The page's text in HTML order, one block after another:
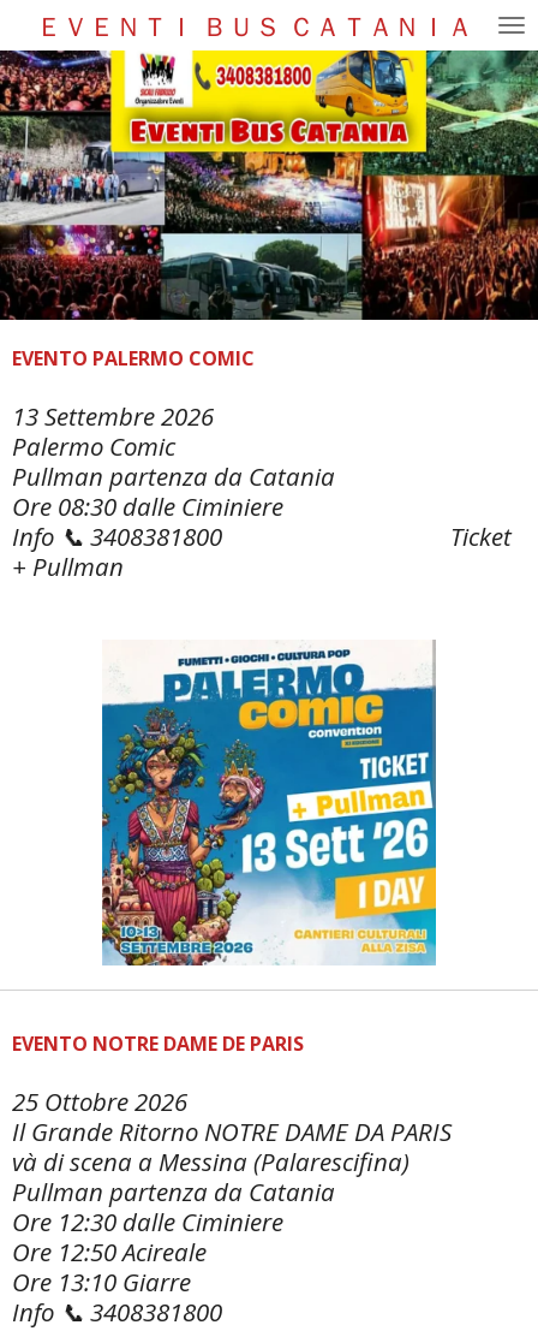
al
contenuto
principale
ＥＶＥＮＴＩ ＢＵＳ ＣＡＴＡＮＩＡ
EVENTO PALERMO COMIC
13 Settembre 2026
Palermo Comic
Pullman partenza da Catania
Ore 08:30 dalle Ciminiere
Info 📞 3408381800 Ticket
+ Pullman
EVENTO NOTRE DAME DE PARIS
25 Ottobre 2026
Il Grande Ritorno NOTRE DAME DA PARIS
và di scena a Messina (Palarescifina)
Pullman partenza da Catania
Ore 12:30 dalle Ciminiere
Ore 12:50 Acireale
Ore 13:10 Giarre
Info 📞 3408381800